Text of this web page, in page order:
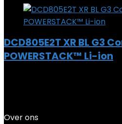
DCD805E2T XR BL G3
POWERSTACK™ Li-ion
Over ons